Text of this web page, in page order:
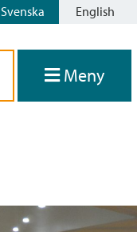
Svenska English
Meny